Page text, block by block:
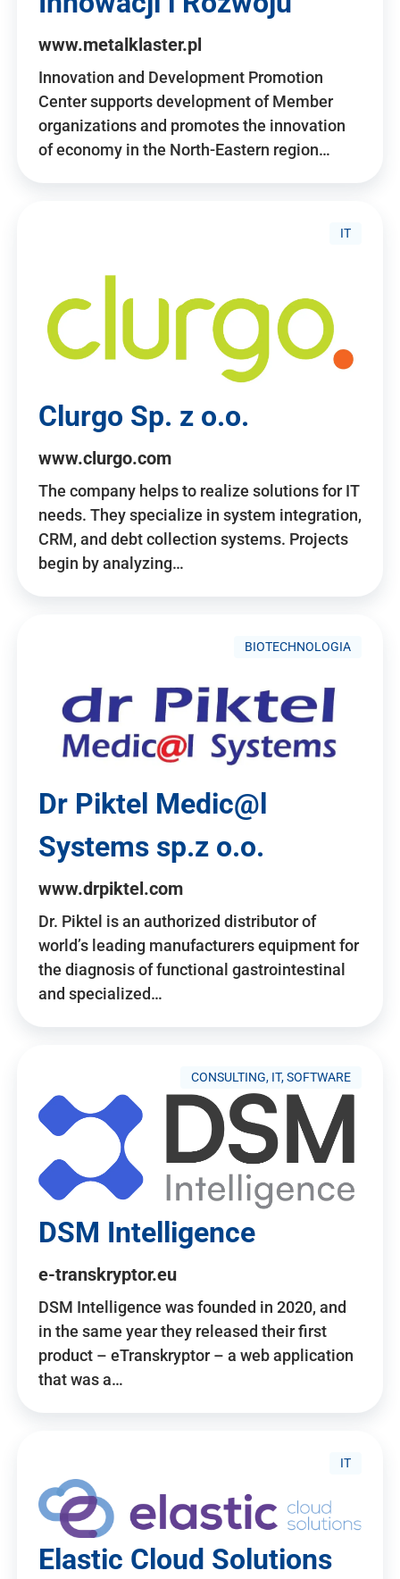
www.metalklaster.pl
Innovation and Development Promotion
Center supports development of Member
organizations and promotes the innovation
of economy in the North-Eastern region…
IT
Clurgo Sp. z o.o.
www.clurgo.com
The company helps to realize solutions for IT
needs. They specialize in system integration,
CRM, and debt collection systems. Projects
begin by analyzing…
BIOTECHNOLOGIA
Dr Piktel Medic@l
Systems sp.z o.o.
www.drpiktel.com
Dr. Piktel is an authorized distributor of
world’s leading manufacturers equipment for
the diagnosis of functional gastrointestinal
and specialized…
CONSULTING, IT, SOFTWARE
DSM Intelligence
e-transkryptor.eu
DSM Intelligence was founded in 2020, and
in the same year they released their first
product – eTranskryptor – a web application
that was a…
IT
Elastic Cloud Solutions